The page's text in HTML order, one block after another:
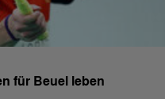
für Beuel leben